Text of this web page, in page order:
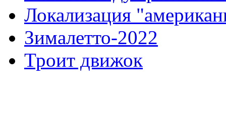
Локализация
Зималетто-2022
Троит движок